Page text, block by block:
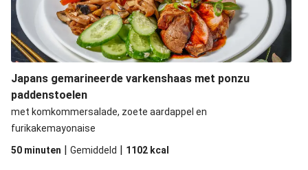
Japans gemarineerde varkenshaas met ponzu
paddenstoelen
met komkommersalade, zoete aardappel en
furikakemayonaise
50 minuten | Gemiddeld | 1102 kcal